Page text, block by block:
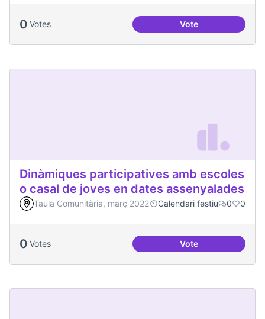
0 Votes VoteCelebracions
Dinàmiques participatives amb escoles
o casal de joves en dates assenyalades
Taula Comunitària, març 2022 Calendari festiu 0 0
0 Votes VoteDinàmiques